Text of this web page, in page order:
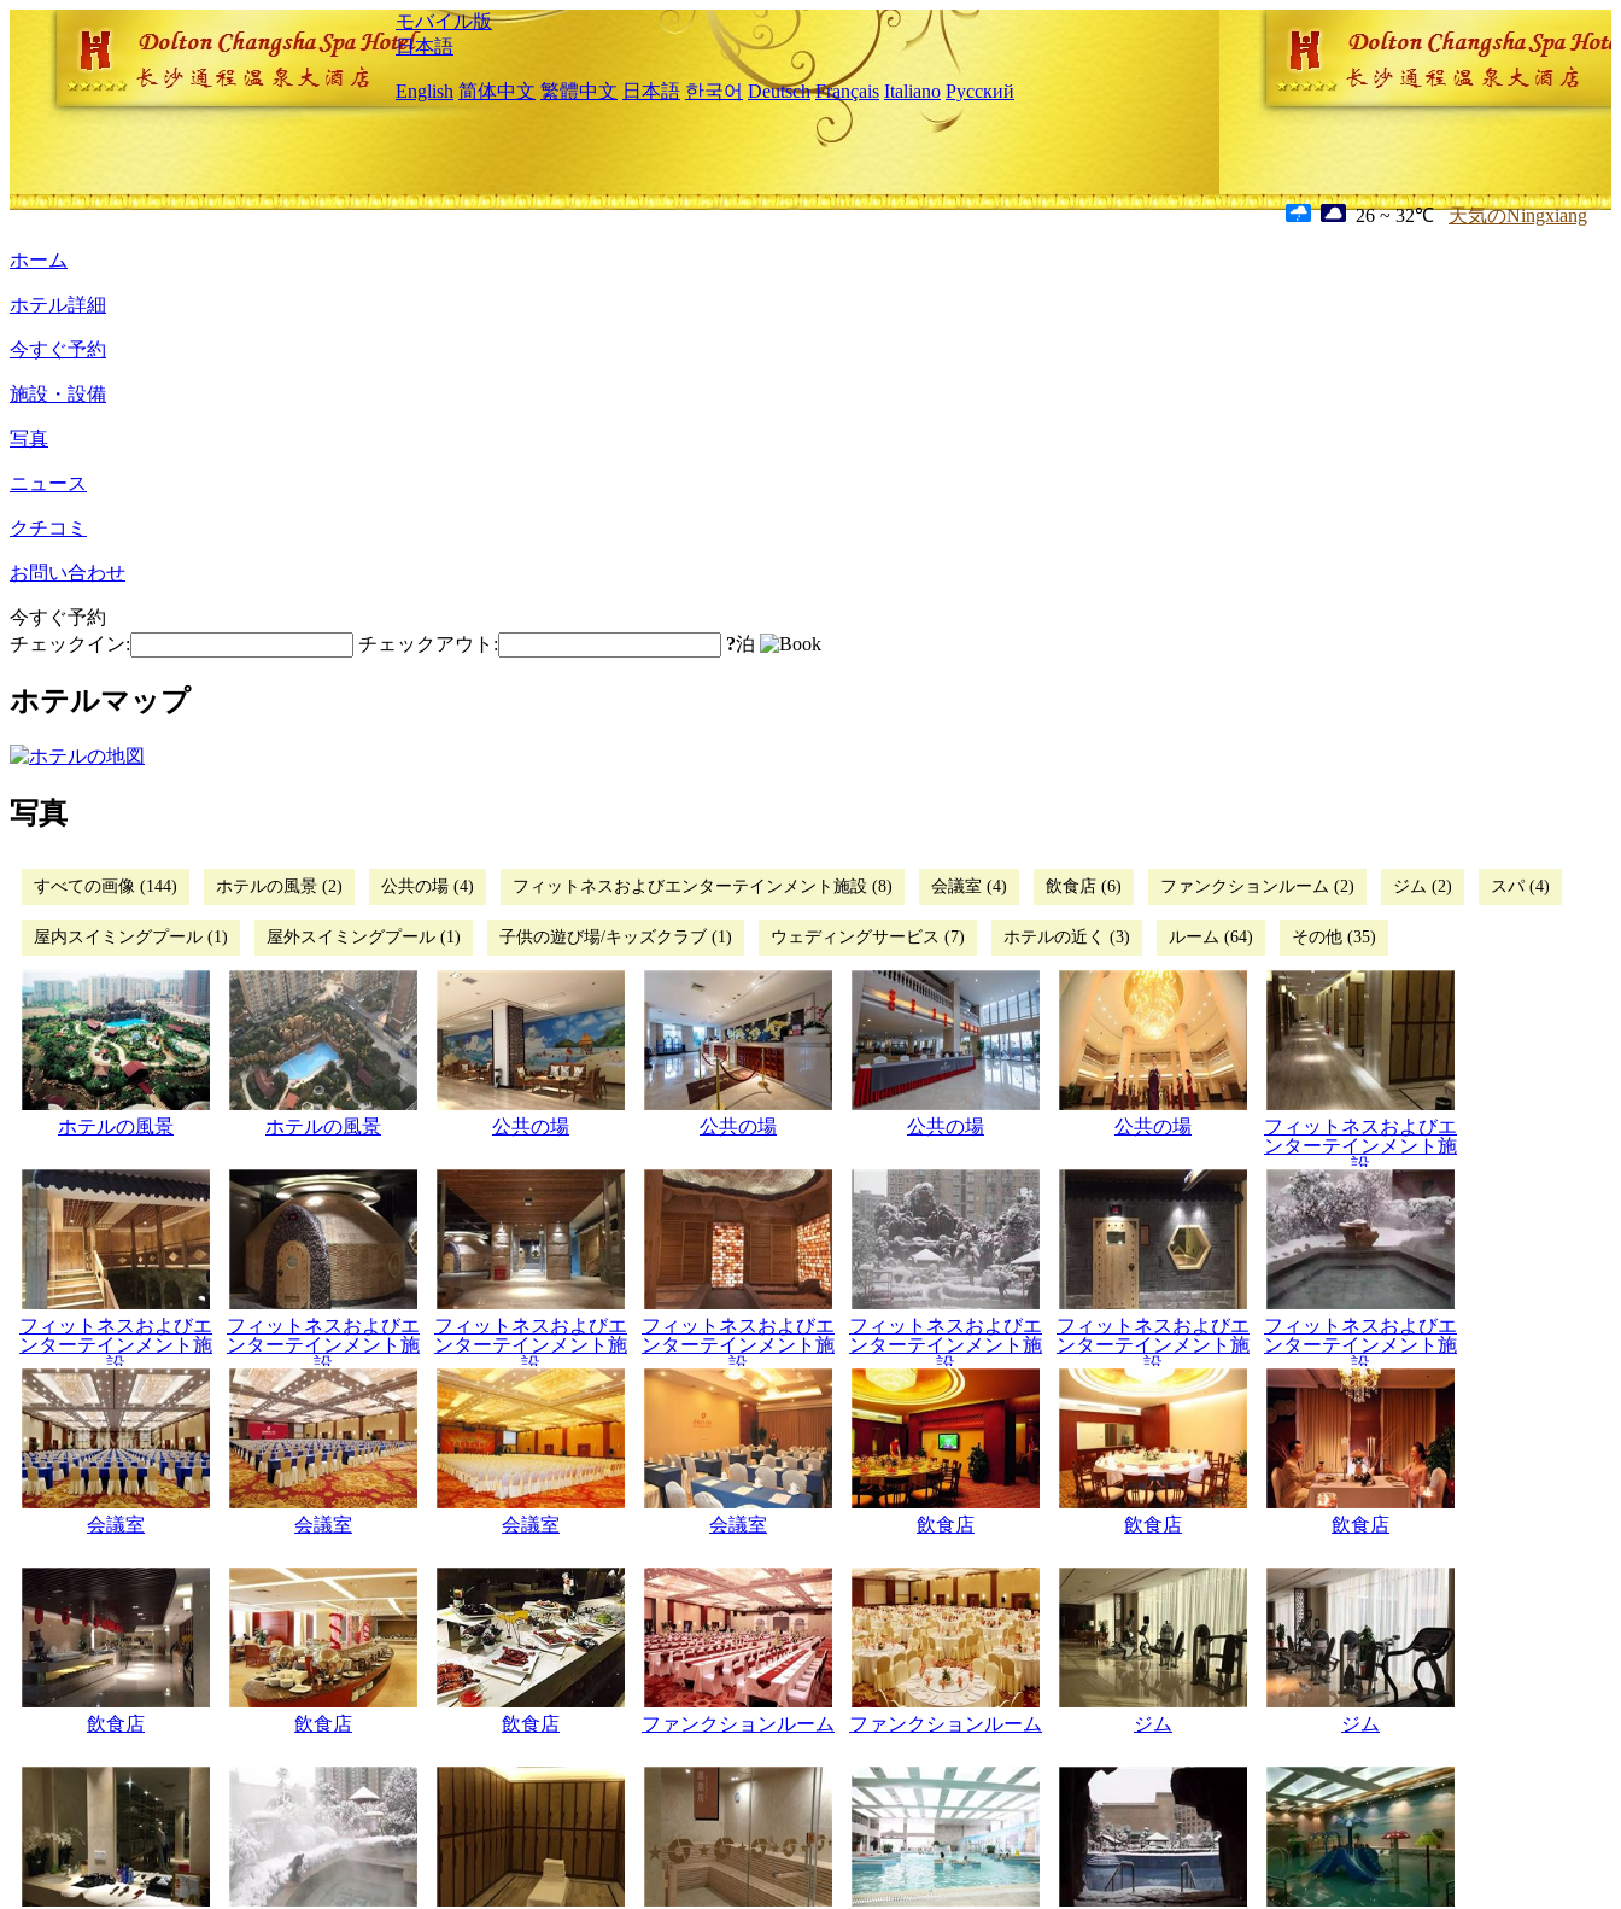
モバイル版
日本語
English 简体中文 繁體中文 日本語 한국어 Deutsch Français Italiano Русский
26 ~ 32℃ 天気のNingxiang
ホーム
ホテル詳細
今すぐ予約
施設・設備
写真
ニュース
クチコミ
お問い合わせ
今すぐ予約
チェックイン:
チェックアウト: ?泊
ホテルマップ
写真
すべての画像 (144) ホテルの風景 (2) 公共の場 (4) フィットネスおよびエンターテインメント施設 (8) 会議室 (4) 飲食店 (6) ファンクションルーム (2) ジム (2) スパ (4)
屋内スイミングプール (1) 屋外スイミングプール (1) 子供の遊び場/キッズクラブ (1) ウェディングサービス (7) ホテルの近く (3) ルーム (64) その他 (35)
ホテルの風景 ホテルの風景 公共の場 公共の場 公共の場 公共の場
フィットネスおよびエ
ンターテインメント施
設
フィットネスおよびエ
ンターテインメント施
設
フィットネスおよびエ
ンターテインメント施
設
フィットネスおよびエ
ンターテインメント施
設
フィットネスおよびエ
ンターテインメント施
設
フィットネスおよびエ
ンターテインメント施
設
フィットネスおよびエ
ンターテインメント施
設
フィットネスおよびエ
ンターテインメント施
設
会議室 会議室 会議室 会議室 飲食店 飲食店 飲食店
飲食店 飲食店 飲食店 ファンクションルーム ファンクションルーム ジム ジム